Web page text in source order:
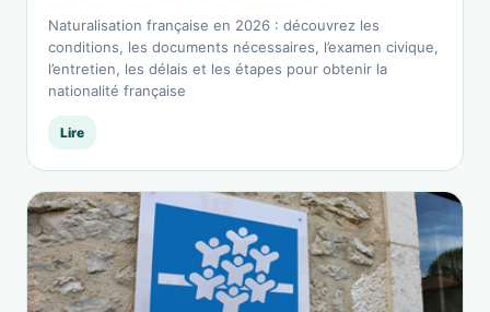
Naturalisation française en 2026 : découvrez les
conditions, les documents nécessaires, l’examen civique,
l’entretien, les délais et les étapes pour obtenir la
nationalité française
Lire